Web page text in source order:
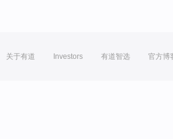
关于有道 Investors 有道智选 官方博